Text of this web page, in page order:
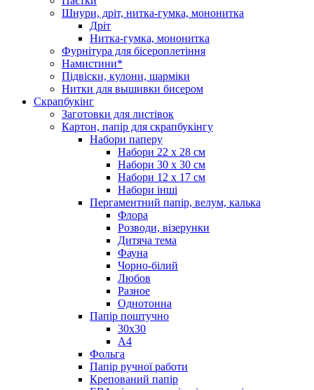
Шнури, дріт, нитка-гумка, мононитка
Дріт
Нитка-гумка, мононитка
Фурнітура для бісероплетіння
Намистини*
Підвіски, кулони, шарміки
Нитки для вышивки бисером
Скрапбукінг
Заготовки для листівок
Картон, папір для скрапбукінгу
Набори паперу
Набори 22 х 28 см
Набори 30 х 30 см
Набори 12 х 17 см
Набори інші
Пергаментний папір, велум, калька
Флора
Розводи, візерунки
Дитяча тема
Фауна
Чорно-білий
Любов
Разное
Однотонна
Папір поштучно
30х30
А4
Фольга
Папір ручної работи
Крепований папір